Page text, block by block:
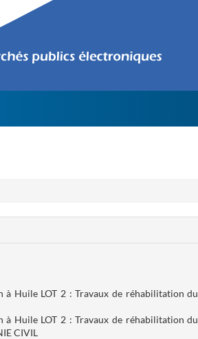
Huile LOT 2 : Travaux de réhabilitation du
Huile LOT 2 : Travaux de réhabilitation du
CIVIL